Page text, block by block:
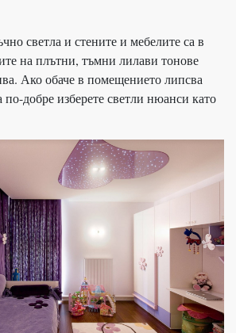
светла и стените и мебелите са в
на плътни, тъмни лилави тонове
Ако обаче в помещението липсва
по-добре изберете светли нюанси като